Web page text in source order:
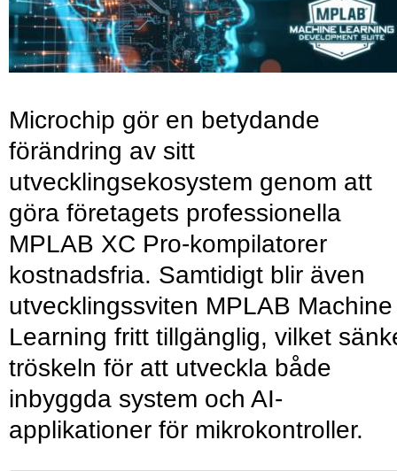
Microchip gör en betydande
förändring av sitt
utvecklingsekosystem genom att
göra företagets professionella
MPLAB XC Pro-kompilatorer
kostnadsfria. Samtidigt blir även
utvecklingssviten MPLAB Machine
Learning fritt tillgänglig, vilket
tröskeln för att utveckla både
inbyggda system och AI-
applikationer för mikrokontroller.